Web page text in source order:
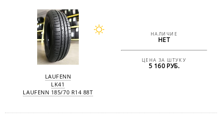
LAUFENN
LK41
LAUFENN 185/70 R14 88T
НАЛИЧИЕ
НЕТ
ЦЕНА ЗА ШТУКУ
5 160 РУБ.